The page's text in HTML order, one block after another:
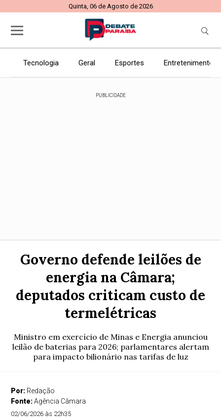
Quinta, 06 de Agosto de 2026
Tecnologia Geral Esportes Entretenimento
PUBLICIDADE
Governo defende leilões de
energia na Câmara;
deputados criticam custo de
termelétricas
Ministro em exercício de Minas e Energia anunciou
leilão de baterias para 2026; parlamentares alertam
para impacto bilionário nas tarifas de luz
Por: Redação
Fonte:Agência Câmara
02/06/2026 às 22h35